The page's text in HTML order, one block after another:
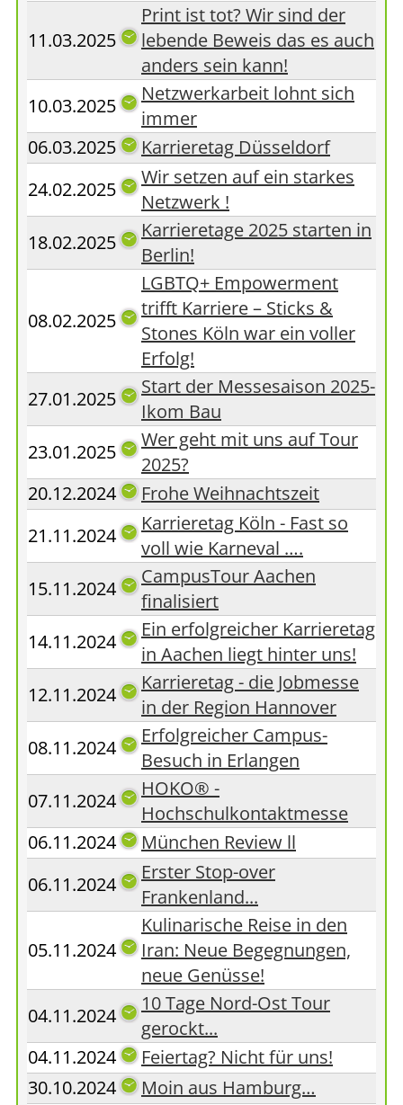
11.03.2025
Print ist tot? Wir sind der
lebende Beweis das es auch
anders sein kann!
10.03.2025
Netzwerkarbeit lohnt sich
immer
06.03.2025
Karrieretag Düsseldorf
24.02.2025
Wir setzen auf ein starkes
Netzwerk !
18.02.2025
Karrieretage 2025 starten in
Berlin!
08.02.2025
LGBTQ+ Empowerment
trifft Karriere – Sticks &
Stones Köln war ein voller
Erfolg!
27.01.2025
Start der Messesaison 2025-
Ikom Bau
23.01.2025
Wer geht mit uns auf Tour
2025?
20.12.2024
Frohe Weihnachtszeit
21.11.2024
Karrieretag Köln - Fast so
voll wie Karneval ….
15.11.2024
CampusTour Aachen
finalisiert
14.11.2024
Ein erfolgreicher Karrieretag
in Aachen liegt hinter uns!
12.11.2024
Karrieretag - die Jobmesse
in der Region Hannover
08.11.2024
Erfolgreicher Campus-
Besuch in Erlangen
07.11.2024
HOKO® -
Hochschulkontaktmesse
06.11.2024
München Review ll
06.11.2024
Erster Stop-over
Frankenland...
05.11.2024
Kulinarische Reise in den
Iran: Neue Begegnungen,
neue Genüsse!
04.11.2024
10 Tage Nord-Ost Tour
gerockt...
04.11.2024
Feiertag? Nicht für uns!
30.10.2024
Moin aus Hamburg…